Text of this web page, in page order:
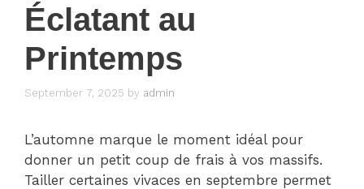
Éclatant au
Printemps
September 7, 2025 by admin
L’automne marque le moment idéal pour
donner un petit coup de frais à vos massifs.
Tailler certaines vivaces en septembre permet